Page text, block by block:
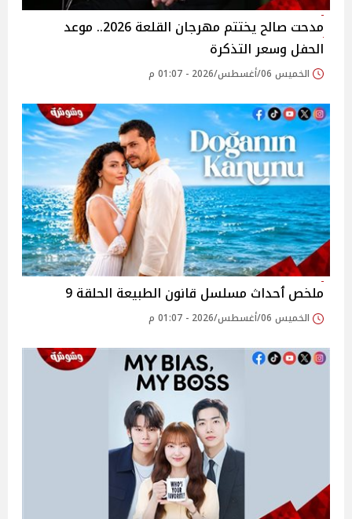
مدحت صالح يختتم مهرجان القلعة 2026.. موعد
الحفل وسعر التذكرة
الخميس 06/أغسطس/2026 - 01:07 م
ملخص ٲحداث مسلسل قانون الطبيعة الحلقة 9
الخميس 06/أغسطس/2026 - 01:07 م